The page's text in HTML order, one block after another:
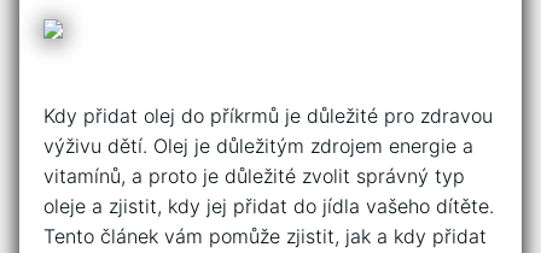
Kdy přidat olej do příkrmů je důležité pro zdravou
výživu dětí. Olej je důležitým zdrojem energie a
vitamínů, a proto je důležité zvolit správný typ
oleje a zjistit, kdy jej přidat do jídla vašeho dítěte.
Tento článek vám pomůže zjistit, jak a kdy přidat